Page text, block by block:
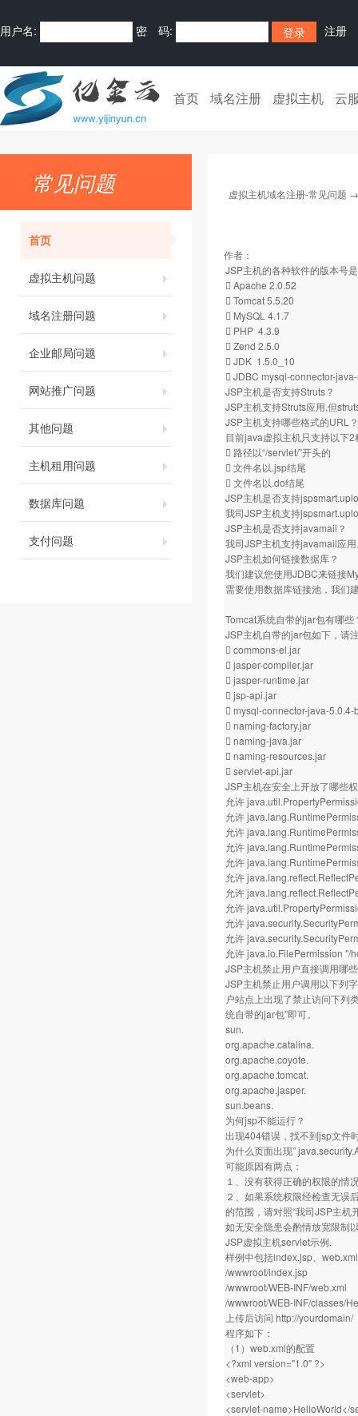
用户名: 密 码: 注册
首页 域名注册 虚拟主机 云
常见问题
首页
虚拟主机问题
域名注册问题
企业邮局问题
网站推广问题
其他问题
主机租用问题
数据库问题
支付问题
虚拟主机域名注册-常见问题
作者：
JSP主机的各种软件的版本号
 Apache 2.0.52
 Tomcat 5.5.20
 MySQL 4.1.7
 PHP 4.3.9
 Zend 2.5.0
 JDK 1.5.0_10
 JDBC mysql-connector-
JSP主机是否支持Struts？
JSP主机支持Struts应用,但
JSP主机支持哪些格式的URL？
目前java虚拟主机只支持以下2
 路径以“/servlet/”开头的
 文件名以.jsp结尾
 文件名以.do结尾
JSP主机是否支持
我司JSP主机支持
JSP主机是否支持javamail？
我司JSP主机支持javamail应
JSP主机如何链接数据库？
我们建议您使用JDBC来链接
需要使用数据库链接池，我们
Tomcat系统自带的jar包有哪些
JSP主机自带的jar包如下，请
 commons-el.jar
 jasper-compiler.jar
 jasper-runtime.jar
 jsp-api.jar
 mysql-connector-java-5.0.4-
 naming-factory.jar
 naming-java.jar
 naming-resources.jar
 servlet-api.jar
JSP主机在安全上开放了哪些
允许
允许
允许
允许
允许
允许
允许
允许
允许
允许
允许 java.io.FilePermission "/
JSP主机禁止用户直接调用哪
JSP主机禁止用户调用以下列
户站点上出现了禁止访问下列
统自带的jar包”即可。
sun.
org.apache.catalina.
org.apache.coyote.
org.apache.tomcat.
org.apache.jasper.
sun.beans.
为何jsp不能运行？
出现404错误，找不到jsp文件
为什么页面出现”
可能原因有两点：
１、没有获得正确的权限的情
２、如果系统权限经检查无误
的范围，请对照“我司JSP主机
如无安全隐患会酌情放宽限制
JSP虚拟主机servlet示例.
样例中包括index.jsp、
/wwwroot/index.jsp
/wwwroot/WEB-INF/web.xml
/wwwroot/WEB-INF/classes/
上传后访问 http://yourdomain/
程序如下：
（1）web.xml的配置
<?xml version="1.0" ?>
<web-app>
<servlet>
<servlet-name>HelloWorld</